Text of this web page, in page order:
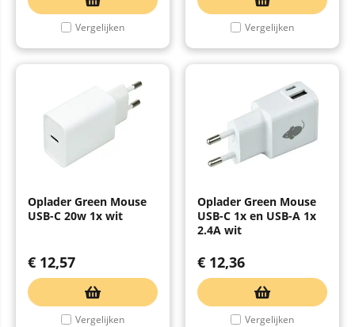
Vergelijken Vergelijken
Oplader Green Mouse
USB-C 20w 1x wit
€ 12,57
Vergelijken
Oplader Green Mouse
USB-C 1x en USB-A 1x
2.4A wit
€ 12,36
Vergelijken